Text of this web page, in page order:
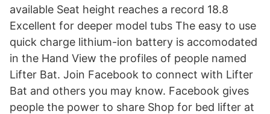
available Seat height reaches a record 18.8
Excellent for deeper model tubs The easy to use
quick charge lithium-ion battery is accomodated
in the Hand View the profiles of people named
Lifter Bat. Join Facebook to connect with Lifter
Bat and others you may know. Facebook gives
people the power to share Shop for bed lifter at